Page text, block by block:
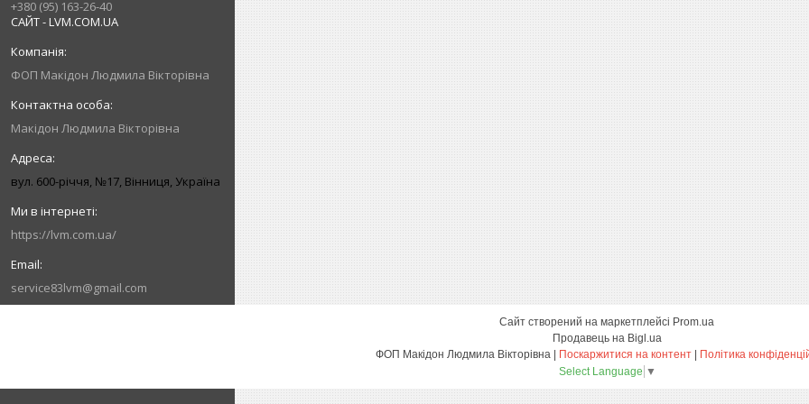
+380 (95) 163-26-40
САЙТ - LVM.COM.UA
ФОП Макідон Людмила Вікторівна
Макідон Людмила Вікторівна
вул. 600-річчя, №17, Вінниця, Україна
https://lvm.com.ua/
service83lvm@gmail.com
Сайт створений на маркетплейсі Prom.ua
Продавець на Bigl.ua
Поскаржитися на контент
Політика
Select Language ▼